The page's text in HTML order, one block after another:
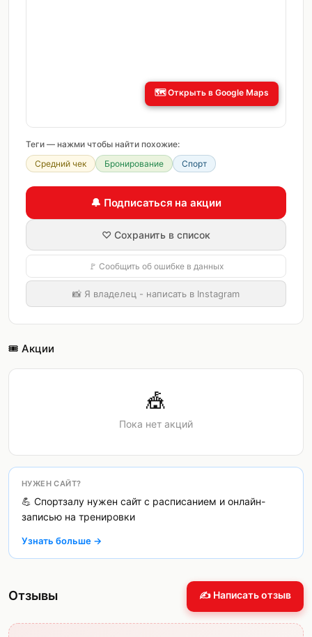
🗺️Открыть в Google Maps
Теги — нажми чтобы найти похожие:
Средний чек
Бронирование Спорт
🔔 Подписаться на акции
♡ Сохранить в список
🚩 Сообщить об ошибке в данных
📸 Я владелец - написать в Instagram
🎟️ Акции
🎪
Пока нет акций
НУЖЕН САЙТ?
💪 Спортзалу нужен сайт с расписанием и онлайн-
записью на тренировки
Узнать больше →
Отзывы ✍️ Написать отзыв